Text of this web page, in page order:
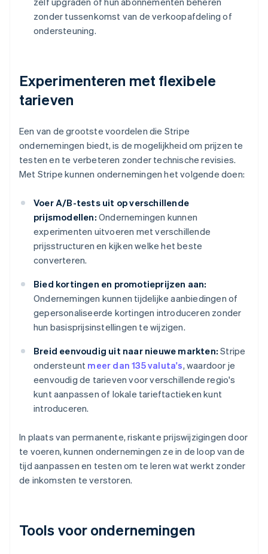
zonder tussenkomst van de verkoopafdeling of
ondersteuning.
Experimenteren met flexibele
tarieven
Een van de grootste voordelen die Stripe
ondernemingen biedt, is de mogelijkheid om prijzen te
testen en te verbeteren zonder technische revisies.
Met Stripe kunnen ondernemingen het volgende doen:
Voer A/B-tests uit op verschillende
prijsmodellen: Ondernemingen kunnen
experimenten uitvoeren met verschillende
prijsstructuren en kijken welke het beste
converteren.
Bied kortingen en promotieprijzen aan:
Ondernemingen kunnen tijdelijke aanbiedingen of
gepersonaliseerde kortingen introduceren zonder
hun basisprijsinstellingen te wijzigen.
Breid eenvoudig uit naar nieuwe markten: Stripe
ondersteunt meer dan 135 valuta's, waardoor je
eenvoudig de tarieven voor verschillende regio's
kunt aanpassen of lokale tarieftactieken kunt
introduceren.
In plaats van permanente, riskante prijswijzigingen door
te voeren, kunnen ondernemingen ze in de loop van de
tijd aanpassen en testen om te leren wat werkt zonder
de inkomsten te verstoren.
Tools voor ondernemingen